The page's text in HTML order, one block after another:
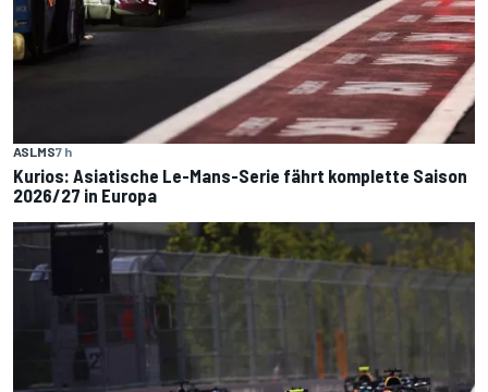
ASLMS7 h
Kurios: Asiatische Le-Mans-Serie fährt komplette Saison
2026/27 in Europa